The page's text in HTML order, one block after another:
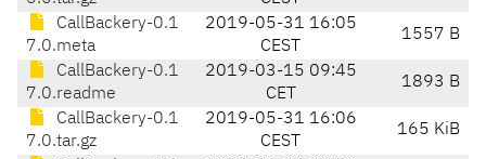
CallBackery-0.1
7.0.meta
2019-05-31 16:05
CEST
1557 B
CallBackery-0.1
7.0.readme
2019-03-15 09:45
CET
1893 B
CallBackery-0.1
7.0.tar.gz
2019-05-31 16:06
CEST
165 KiB